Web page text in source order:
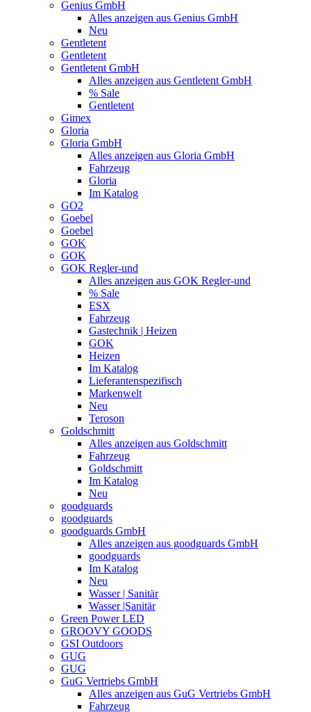
Genius GmbH
Alles anzeigen aus Genius GmbH
Neu
Gentletent
Gentletent
Gentletent GmbH
Alles anzeigen aus Gentletent GmbH
% Sale
Gentletent
Gimex
Gloria
Gloria GmbH
Alles anzeigen aus Gloria GmbH
Fahrzeug
Gloria
Im Katalog
GO2
Goebel
Goebel
GOK
GOK
GOK Regler-und
Alles anzeigen aus GOK Regler-und
% Sale
ESX
Fahrzeug
Gastechnik | Heizen
GOK
Heizen
Im Katalog
Lieferantenspezifisch
Markenwelt
Neu
Teroson
Goldschmitt
Alles anzeigen aus Goldschmitt
Fahrzeug
Goldschmitt
Im Katalog
Neu
goodguards
goodguards
goodguards GmbH
Alles anzeigen aus goodguards GmbH
goodguards
Im Katalog
Neu
Wasser | Sanitär
Wasser |Sanitär
Green Power LED
GROOVY GOODS
GSI Outdoors
GUG
GUG
GuG Vertriebs GmbH
Alles anzeigen aus GuG Vertriebs GmbH
Fahrzeug